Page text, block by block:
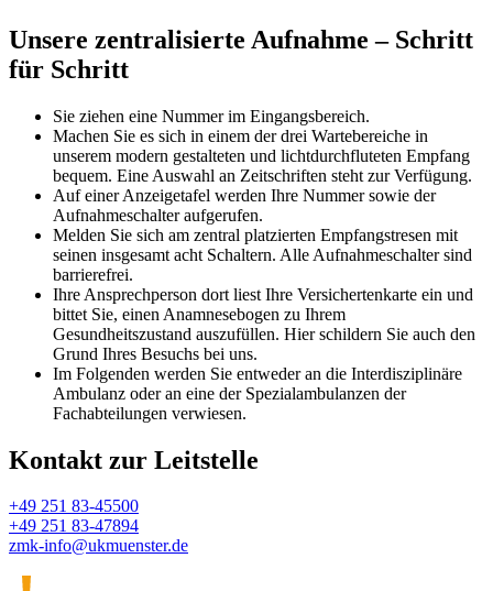
Unsere zentralisierte Aufnahme – Schritt
für Schritt
Sie ziehen eine Nummer im Eingangsbereich.
Machen Sie es sich in einem der drei Wartebereiche in
unserem modern gestalteten und lichtdurchfluteten Empfang
bequem. Eine Auswahl an Zeitschriften steht zur Verfügung.
Auf einer Anzeigetafel werden Ihre Nummer sowie der
Aufnahmeschalter aufgerufen.
Melden Sie sich am zentral platzierten Empfangstresen mit
seinen insgesamt acht Schaltern. Alle Aufnahmeschalter sind
barrierefrei.
Ihre Ansprechperson dort liest Ihre Versichertenkarte ein und
bittet Sie, einen Anamnesebogen zu Ihrem
Gesundheitszustand auszufüllen. Hier schildern Sie auch den
Grund Ihres Besuchs bei uns.
Im Folgenden werden Sie entweder an die Interdisziplinäre
Ambulanz oder an eine der Spezialambulanzen der
Fachabteilungen verwiesen.
Kontakt zur Leitstelle
+49 251 83-45500
+49 251 83-47894
zmk-info@­ukmuenster.de